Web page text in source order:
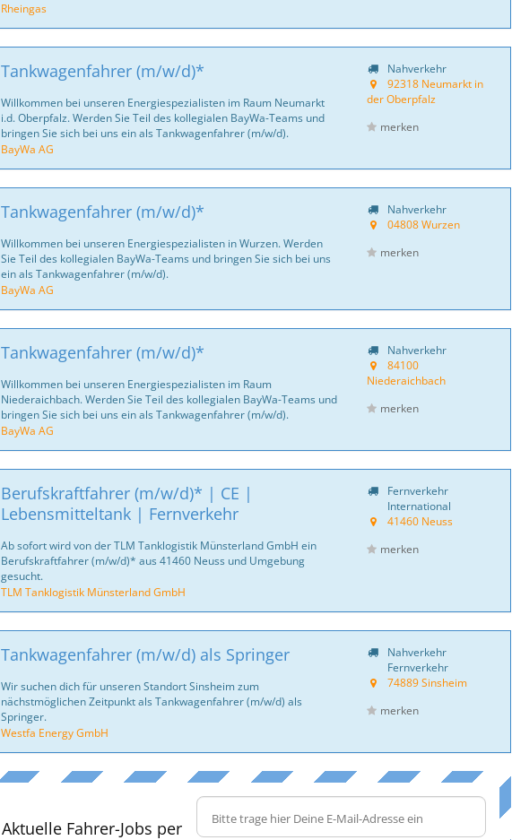
Rheingas
Tankwagenfahrer (m/w/d)*
Willkommen bei unseren Energiespezialisten im Raum Neumarkt
i.d. Oberpfalz. Werden Sie Teil des kollegialen BayWa-Teams und
bringen Sie sich bei uns ein als Tankwagenfahrer (m/w/d).
BayWa AG
Nahverkehr
92318 Neumarkt in
der Oberpfalz
merken
Tankwagenfahrer (m/w/d)*
Willkommen bei unseren Energiespezialisten in Wurzen. Werden
Sie Teil des kollegialen BayWa-Teams und bringen Sie sich bei uns
ein als Tankwagenfahrer (m/w/d).
BayWa AG
Nahverkehr
04808 Wurzen
merken
Tankwagenfahrer (m/w/d)*
Willkommen bei unseren Energiespezialisten im Raum
Niederaichbach. Werden Sie Teil des kollegialen BayWa-Teams und
bringen Sie sich bei uns ein als Tankwagenfahrer (m/w/d).
BayWa AG
Nahverkehr
84100
Niederaichbach
merken
Berufskraftfahrer (m/w/d)* | CE |
Lebensmitteltank | Fernverkehr
Ab sofort wird von der TLM Tanklogistik Münsterland GmbH ein
Berufskraftfahrer (m/w/d)* aus 41460 Neuss und Umgebung
gesucht.
TLM Tanklogistik Münsterland GmbH
Fernverkehr
International
41460 Neuss
merken
Tankwagenfahrer (m/w/d) als Springer
Wir suchen dich für unseren Standort Sinsheim zum
nächstmöglichen Zeitpunkt als Tankwagenfahrer (m/w/d) als
Springer.
Westfa Energy GmbH
Nahverkehr
Fernverkehr
74889 Sinsheim
merken
Aktuelle Fahrer-Jobs per